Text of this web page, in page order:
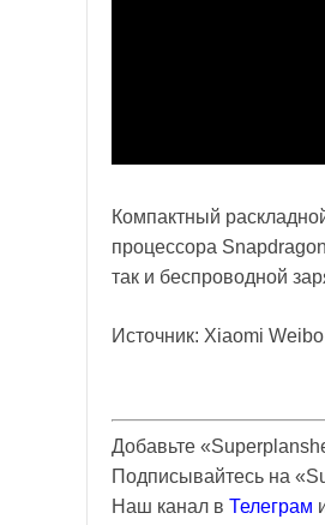
Компактный
процессора
так и беспроводной
Источник: Xiaomi Weibo
Добавьте
Подписывайтесь на
Наш канал в Телеграм